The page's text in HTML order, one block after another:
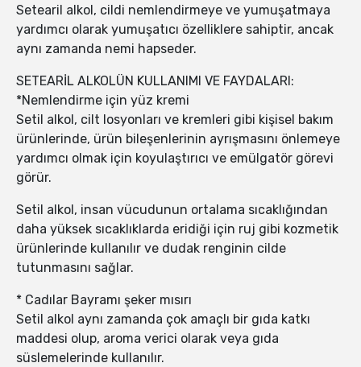
Setearil alkol, cildi nemlendirmeye ve yumuşatmaya
yardımcı olarak yumuşatıcı özelliklere sahiptir, ancak
aynı zamanda nemi hapseder.
SETEARİL ALKOLÜN KULLANIMI VE FAYDALARI:
*Nemlendirme için yüz kremi
Setil alkol, cilt losyonları ve kremleri gibi kişisel bakım
ürünlerinde, ürün bileşenlerinin ayrışmasını önlemeye
yardımcı olmak için koyulaştırıcı ve emülgatör görevi
görür.
Setil alkol, insan vücudunun ortalama sıcaklığından
daha yüksek sıcaklıklarda eridiği için ruj gibi kozmetik
ürünlerinde kullanılır ve dudak renginin cilde
tutunmasını sağlar.
* Cadılar Bayramı şeker mısırı
Setil alkol aynı zamanda çok amaçlı bir gıda katkı
maddesi olup, aroma verici olarak veya gıda
süslemelerinde kullanılır.